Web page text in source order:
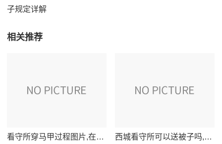
子规定详解
相关推荐
看守所穿马甲过程图片,在押人员更换马甲全程记录照片展示 西城看守所可以送被子吗,西城看守所接受家属送被子规定详解